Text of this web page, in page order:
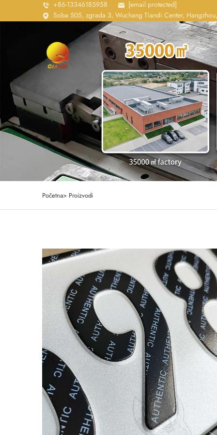
+86-13346185958
[email protected]
Soba 505, zgrada 3, Wuchang Tiandi Center,
Početna> Proizvodi